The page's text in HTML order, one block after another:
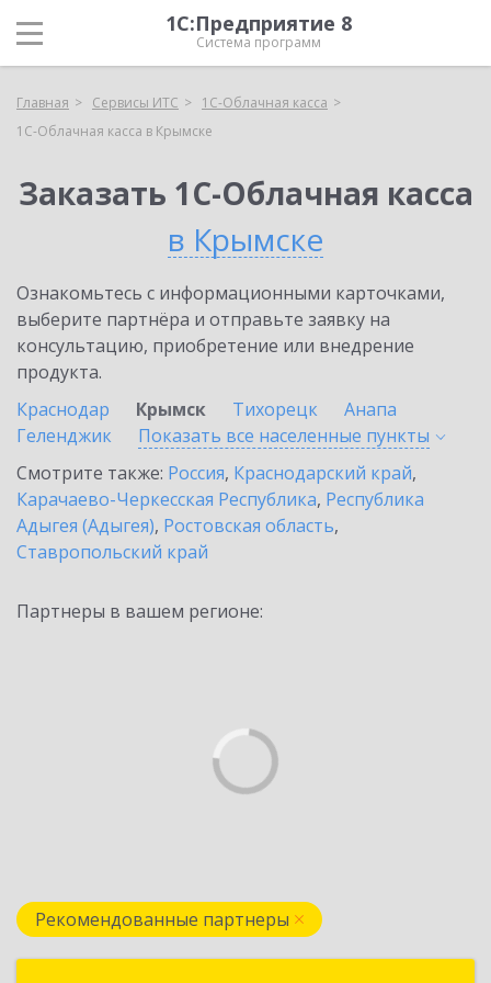
1С:Предприятие 8
Система программ
Главная Сервисы ИТС
1С-Облачная касса
1С-Облачная касса в Крымске
Заказать 1С-Облачная касса
в Крымске
Ознакомьтесь с информационными карточками,
выберите партнёра и отправьте заявку на
консультацию, приобретение или внедрение
продукта.
Краснодар
Крымск Тихорецк
Анапа
Геленджик
Показать все населенные пункты
Смотрите также: Россия, Краснодарский край,
Карачаево-Черкесская Республика, Республика
Адыгея (Адыгея), Ростовская область,
Ставропольский край
Партнеры в вашем регионе:
Рекомендованные партнеры